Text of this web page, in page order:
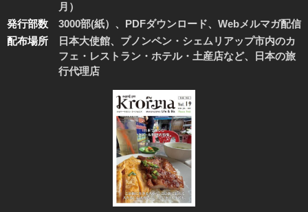
月）
発行部数
3000部(紙）、PDFダウンロード、Webメルマガ配信
配布場所
日本大使館、プノンペン・シェムリアップ市内のカ
フェ・レストラン・ホテル・土産店など、日本の旅
行代理店